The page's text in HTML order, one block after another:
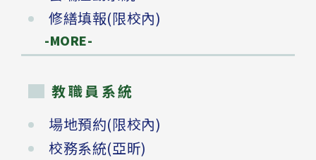
修繕填報(限校內)
-MORE-
教職員系統
場地預約(限校內)
校務系統(亞昕)